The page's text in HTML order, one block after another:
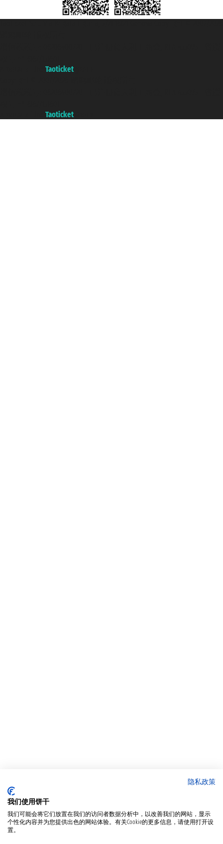
Taoticket
Taoticket
隐私政策
我们使用饼干
我们可能会将它们放置在我们的访问者数据分析中，以改善我们的网站，显示
个性化内容并为您提供出色的网站体验。有关Cookie的更多信息，请使用打开设
置。